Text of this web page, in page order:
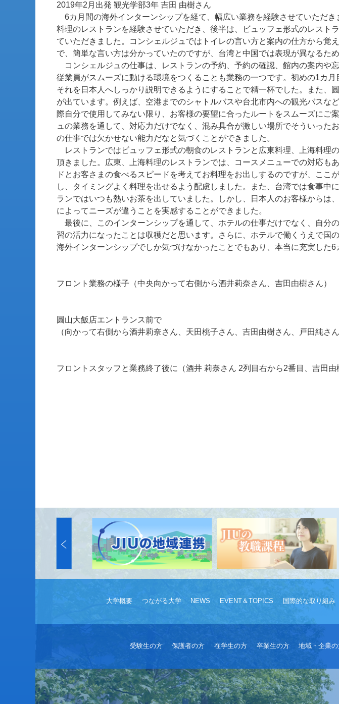
2019年2月出発 観光学部3年 吉田 由樹さん
6カ月間の海外インターンシップを経て、幅広い業務を経験させていただ
料理のレストランを経験させていただき、後半は、ビュッフェ形式のレスト
ていただきました。コンシェルジュではトイレの言い方と案内の仕方から覚
で、簡単な言い方は分かっていたのですが、台湾と中国では表現が異なるた
コンシェルジュの仕事は、レストランの予約、予約の確認、館内の案内や
従業員がスムーズに動ける環境をつくることも業務の一つです。初めの1カ月
それを日本人へしっかり説明できるようにすることで精一杯でした。また、
が出ています。例えば、空港までのシャトルバスや台北市内への観光バスな
際自分で使用してみない限り、お客様の要望に合ったルートをスムーズにご
ュの業務を通して、対応力だけでなく、混み具合が激しい場所でそういった
の仕事では欠かせない能力だなと気づくことができました。
レストランではビュッフェ形式の朝食のレストランと広東料理、上海料理
頂きました。広東、上海料理のレストランでは、コースメニューでの対応も
ドとお客さまの食べるスピードを考えてお料理をお出しするのですが、ここ
し、タイミングよく料理を出せるよう配慮しました。また、台湾では食事中
ランではいつも熱いお茶を出していました。しかし、日本人のお客様からは
によってニーズが違うことを実感することができました。
最後に、このインターンシップを通して、ホテルの仕事だけでなく、自分
習の活力になったことは収穫だと思います。さらに、ホテルで働くうえで国
海外インターンシップでしか気づけなかったことでもあり、本当に充実した6
フロント業務の様子（中央向かって右側から酒井莉奈さん、吉田由樹さん）
圓山大飯店エントランス前で
（向かって右側から酒井莉奈さん、天田桃子さん、吉田由樹さん、戸田純さん
フロントスタッフと業務終了後に（酒井 莉奈さん 2列目右から2番目、吉田由
大学概要 つながる大学 NEWS EVENT＆TOPICS 国際的な取り組み
受験生の方 保護者の方 在学生の方 卒業生の方 地域・企業